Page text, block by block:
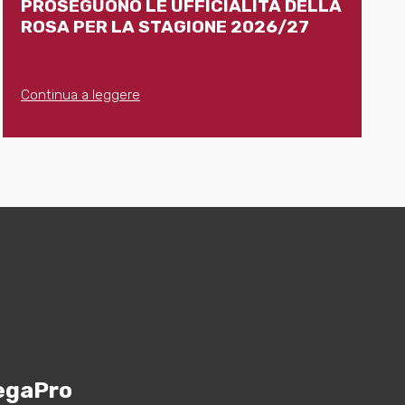
PROSEGUONO LE UFFICIALITÀ DELLA
ROSA PER LA STAGIONE 2026/27
Continua a leggere